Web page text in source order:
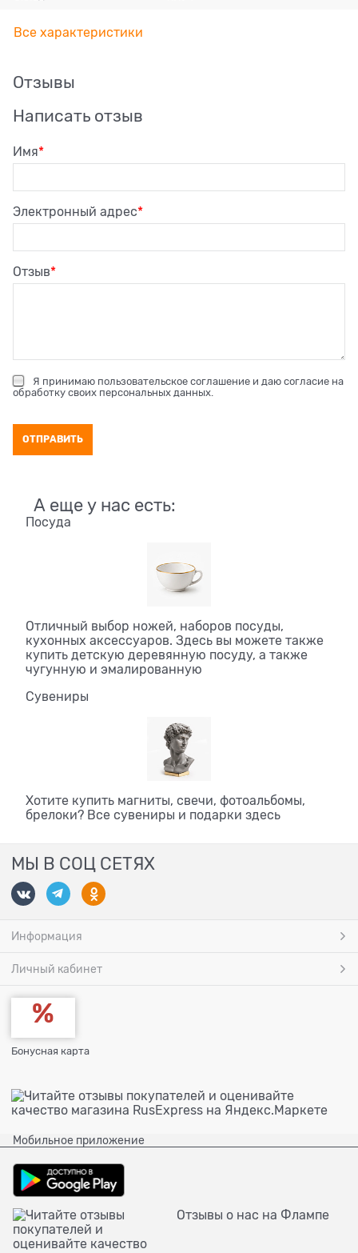
Все характеристики
Отзывы
Написать отзыв
Имя
Электронный адрес
Отзыв
Я принимаю пользовательское соглашение и даю согласие на
обработку своих персональных данных
А еще у нас есть:
Посуда
Отличный выбор ножей, наборов посуды,
кухонных аксессуаров. Здесь вы можете также
купить детскую деревянную посуду, а также
чугунную и эмалированную
Сувениры
Хотите купить магниты, свечи, фотоальбомы,
брелоки? Все сувениры и подарки здесь
МЫ В СОЦ СЕТЯХ
Информация
Личный кабинет
Бонусная карта
Мобильное приложение
Отзывы о нас на Флампе